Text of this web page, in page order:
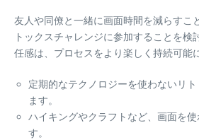
友人や同僚と一緒に画面時間を減らすこ
トックスチャレンジに参加することを検
任感は、プロセスをより楽しく持続可能
定期的なテクノロジーを使わないリ
ます。
ハイキングやクラフトなど、画面を
す。